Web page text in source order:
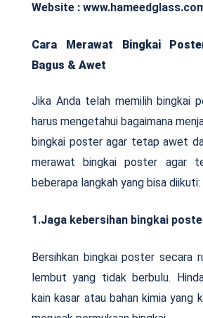
Website :
Cara Merawat Bingkai
Bagus & Awet
Jika Anda telah memilih bingkai
harus mengetahui bagaimana
bingkai poster agar tetap awet
merawat bingkai poster agar
beberapa langkah yang bisa diikuti:
1.Jaga kebersihan bingkai
Bersihkan bingkai poster secara
lembut yang tidak berbulu.
kain kasar atau bahan kimia yang